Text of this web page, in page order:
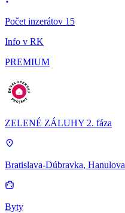
Počet inzerátov 15
Info v RK
PREMIUM
ZELENÉ ZÁLUHY 2. fáza
Bratislava-Dúbravka, Hanulova
Byty